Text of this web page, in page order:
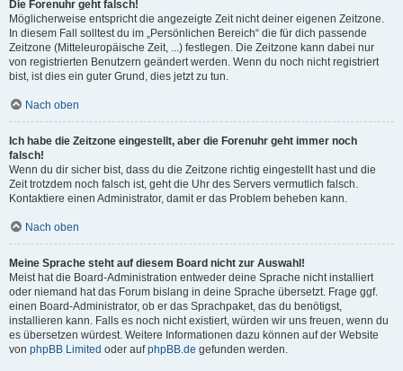
Die Forenuhr geht falsch!
Möglicherweise entspricht die angezeigte Zeit nicht deiner eigenen Zeitzone.
In diesem Fall solltest du im „Persönlichen Bereich“ die für dich passende
Zeitzone (Mitteleuropäische Zeit, ...) festlegen. Die Zeitzone kann dabei nur
von registrierten Benutzern geändert werden. Wenn du noch nicht registriert
bist, ist dies ein guter Grund, dies jetzt zu tun.
Nach oben
Ich habe die Zeitzone eingestellt, aber die Forenuhr geht immer noch
falsch!
Wenn du dir sicher bist, dass du die Zeitzone richtig eingestellt hast und die
Zeit trotzdem noch falsch ist, geht die Uhr des Servers vermutlich falsch.
Kontaktiere einen Administrator, damit er das Problem beheben kann.
Nach oben
Meine Sprache steht auf diesem Board nicht zur Auswahl!
Meist hat die Board-Administration entweder deine Sprache nicht installiert
oder niemand hat das Forum bislang in deine Sprache übersetzt. Frage ggf.
einen Board-Administrator, ob er das Sprachpaket, das du benötigst,
installieren kann. Falls es noch nicht existiert, würden wir uns freuen, wenn du
es übersetzen würdest. Weitere Informationen dazu können auf der Website
von phpBB Limited oder aufphpBB.de gefunden werden.